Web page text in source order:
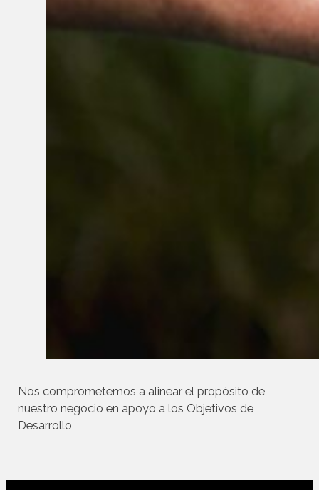
Nos comprometemos a alinear el propósito de
nuestro negocio en apoyo a los Objetivos de
Desarrollo